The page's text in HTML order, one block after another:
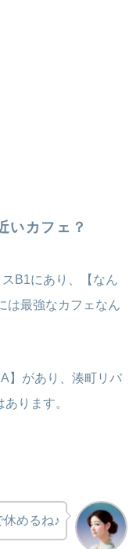
いカフェ？
B1にあり、【なん
は最強なカフェなん
】があり、湊町リバ
ります。
休めるね♪